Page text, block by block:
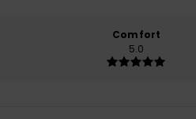
Comfort
5.0